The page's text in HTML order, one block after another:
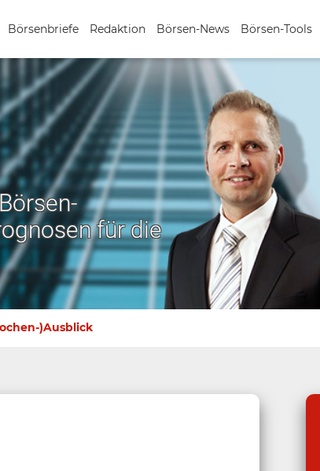
Börsenbriefe Redaktion Börsen-News Börsen-Tools
für die
)Ausblick